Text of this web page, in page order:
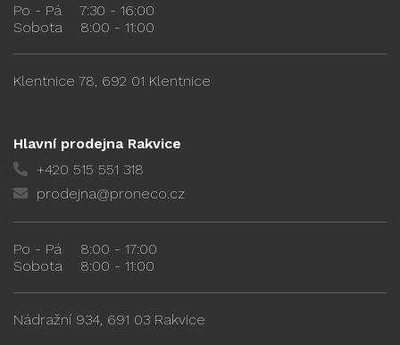
Po - Pá
7:30 - 16:00
Sobota
8:00 - 11:00
Klentnice 78, 692 01 Klentnice
Hlavní prodejna Rakvice
+420 515 551 318
prodejna@proneco.cz
Po - Pá
8:00 - 17:00
Sobota
8:00 - 11:00
Nádražní 934, 691 03 Rakvice